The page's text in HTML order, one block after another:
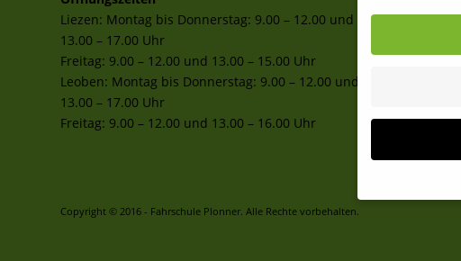
Liezen: Montag bis Donnerstag: 9.00 – 12.00 und
13.00 – 17.00 Uhr
Freitag: 9.00 – 12.00 und 13.00 – 15.00 Uhr
Leoben: Montag bis Donnerstag: 9.00 – 12.00 und
13.00 – 17.00 Uhr
Freitag: 9.00 – 12.00 und 13.00 – 16.00 Uhr
Copyright © 2016 - Fahrschule Plonner. Alle Rechte vorbehalten.